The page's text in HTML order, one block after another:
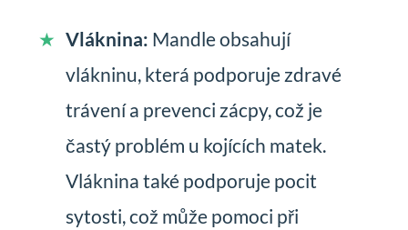
Vláknina: Mandle obsahují
vlákninu, která podporuje zdravé
trávení a prevenci zácpy, což je
častý problém u kojících matek.
Vláknina také podporuje pocit
sytosti, což může pomoci při